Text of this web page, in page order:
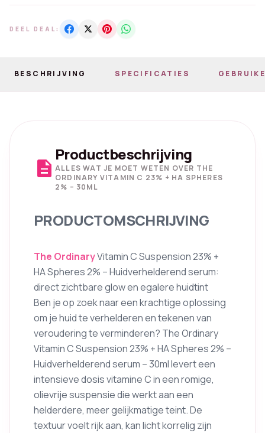
DEEL DEAL:
BESCHRIJVING SPECIFICATIES
description
Productbeschrijving
ALLES WAT JE MOET WETEN OVER THE
ORDINARY VITAMIN C 23% + HA SPHERES
2% – 30ML
PRODUCTOMSCHRIJVING
The OrdinaryVitamin C Suspension 23% +
HA Spheres 2% – Huidverhelderend serum:
direct zichtbare glow en egalere huidtint
Ben je op zoek naar een krachtige oplossing
om je huid te verhelderen en tekenen van
veroudering te verminderen? The Ordinary
Vitamin C Suspension 23% + HA Spheres 2% –
Huidverhelderend serum – 30ml levert een
intensieve dosis vitamine C in een romige,
olievrije suspensie die werkt aan een
helderdere, meer gelijkmatige teint. De
textuur voelt rijk aan, kan licht korrelig zijn